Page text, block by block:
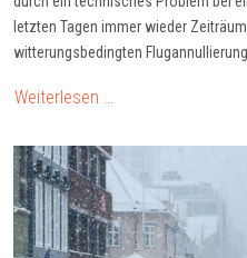
letzten Tagen immer wieder
witterungsbedingten
Weiterlesen …